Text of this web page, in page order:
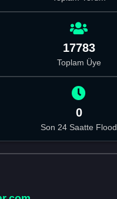
17783
Toplam Üye
0
Son 24 Saatte Flood